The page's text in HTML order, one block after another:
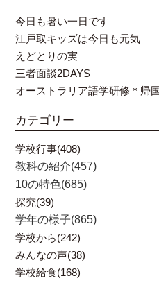
今日も暑い一日です
江戸取キッズは今日も元気
えどとりの実
三者面談2DAYS
オーストラリア語学研修＊帰
カテゴリー
学校行事(408)
教科の紹介(457)
10の特色(685)
探究(39)
学年の様子(865)
学校から(242)
みんなの声(38)
学校給食(168)